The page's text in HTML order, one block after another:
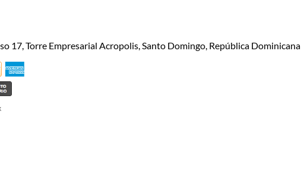
17, Torre Empresarial Acropolis, Santo Domingo, República Dominicana